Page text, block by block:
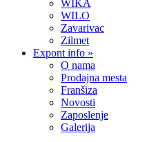
WIKA
WILO
Zavarivac
Zilmet
Expont info »
O nama
Prodajna mesta
Franšiza
Novosti
Zaposlenje
Galerija